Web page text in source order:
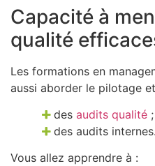
Capacité à
qualité
Les formations en
aussi aborder le pilotage
desaudits qualité ;
des audits internes.
Vous allez apprendre à :